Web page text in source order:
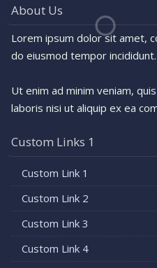
About Us
Lorem ipsum dolor sit amet,
do eiusmod tempor incididunt.
Ut enim ad minim veniam,
laboris nisi ut aliquip ex ea
Custom Links 1
Custom Link 1
Custom Link 2
Custom Link 3
Custom Link 4